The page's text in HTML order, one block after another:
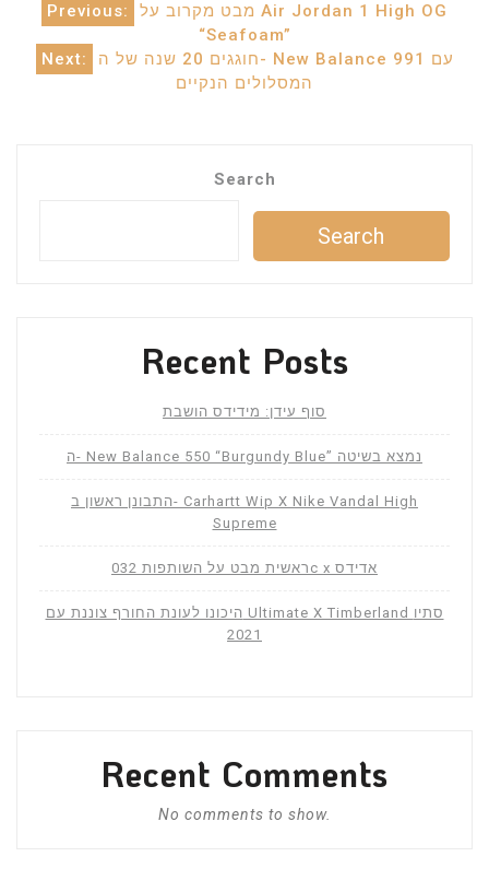
Post
navigation
Previous:
מבט מקרוב על Air Jordan 1 High OG
“Seafoam”
Next:
חוגגים 20 שנה של ה- New Balance 991 עם
המסלולים הנקיים
Search
Search
Recent Posts
סוף עידן: מידידס הושבת
ה- New Balance 550 “Burgundy Blue” נמצא בשיטה
התבונן ראשון ב- Carhartt Wip X Nike Vandal High
Supreme
ראשית מבט על השותפות 032c x אדידס
היכונו לעונת החורף צוננת עם Ultimate X Timberland סתיו
2021
Recent Comments
No comments to show.